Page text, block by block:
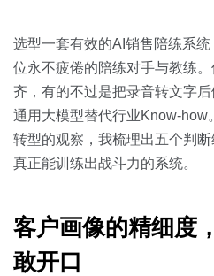
交易跟进
培训辅导
选型一套有效的AI销售陪练系
位永不疲倦的陪练对手与教练
齐，有的不过是把录音转文字
通用大模型替代行业Know-how
转型的观察，我梳理出五个判
真正能训练出战斗力的系统。
客户画像的精细度
敢开口